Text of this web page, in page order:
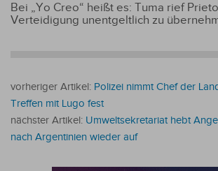
Bei „Yo Creo“ heißt es: Tuma rief
Verteidigung unentgeltlich zu
vorheriger Artikel: Polizei nimmt Chef der
Treffen mit Lugo fest
nächster Artikel: Umweltsekretariat hebt
nach Argentinien wieder auf